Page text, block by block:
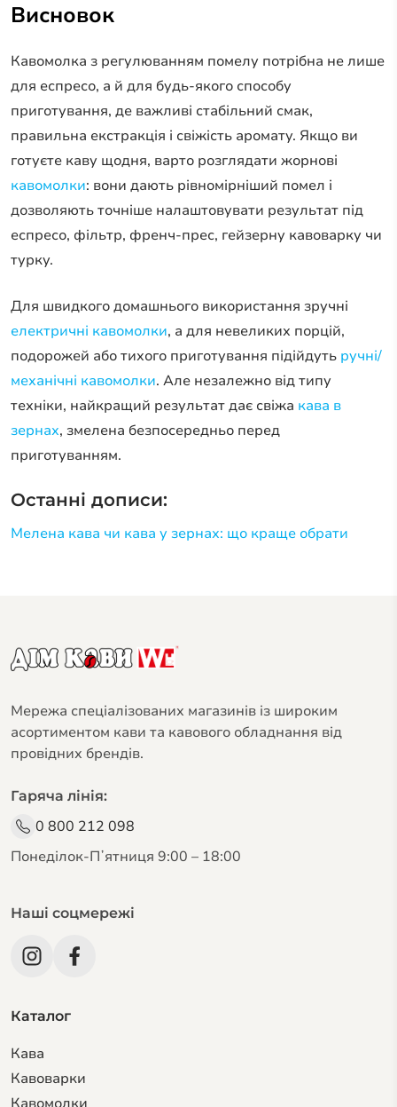
Висновок
Кавомолка з регулюванням помелу потрібна не лише
для еспресо, а й для будь-якого способу
приготування, де важливі стабільний смак,
правильна екстракція і свіжість аромату. Якщо ви
готуєте каву щодня, варто розглядати жорнові
кавомолки: вони дають рівномірніший помел і
дозволяють точніше налаштовувати результат під
еспресо, фільтр, френч-прес, гейзерну кавоварку чи
турку.
Для швидкого домашнього використання зручні
електричні кавомолки, а для невеликих порцій,
подорожей або тихого приготування підійдуть ручні/
механічні кавомолки. Але незалежно від типу
техніки, найкращий результат дає свіжа кава в
зернах, змелена безпосередньо перед
приготуванням.
Останні дописи:
Мелена кава чи кава у зернах: що краще обрати
Мережа спеціалізованих магазинів із широким
асортиментом кави та кавового обладнання від
провідних брендів.
Гаряча лінія:
0 800 212 098
Понеділок-Пʼятниця 9:00 – 18:00
Наші соцмережі
Каталог
Кава
Кавоварки